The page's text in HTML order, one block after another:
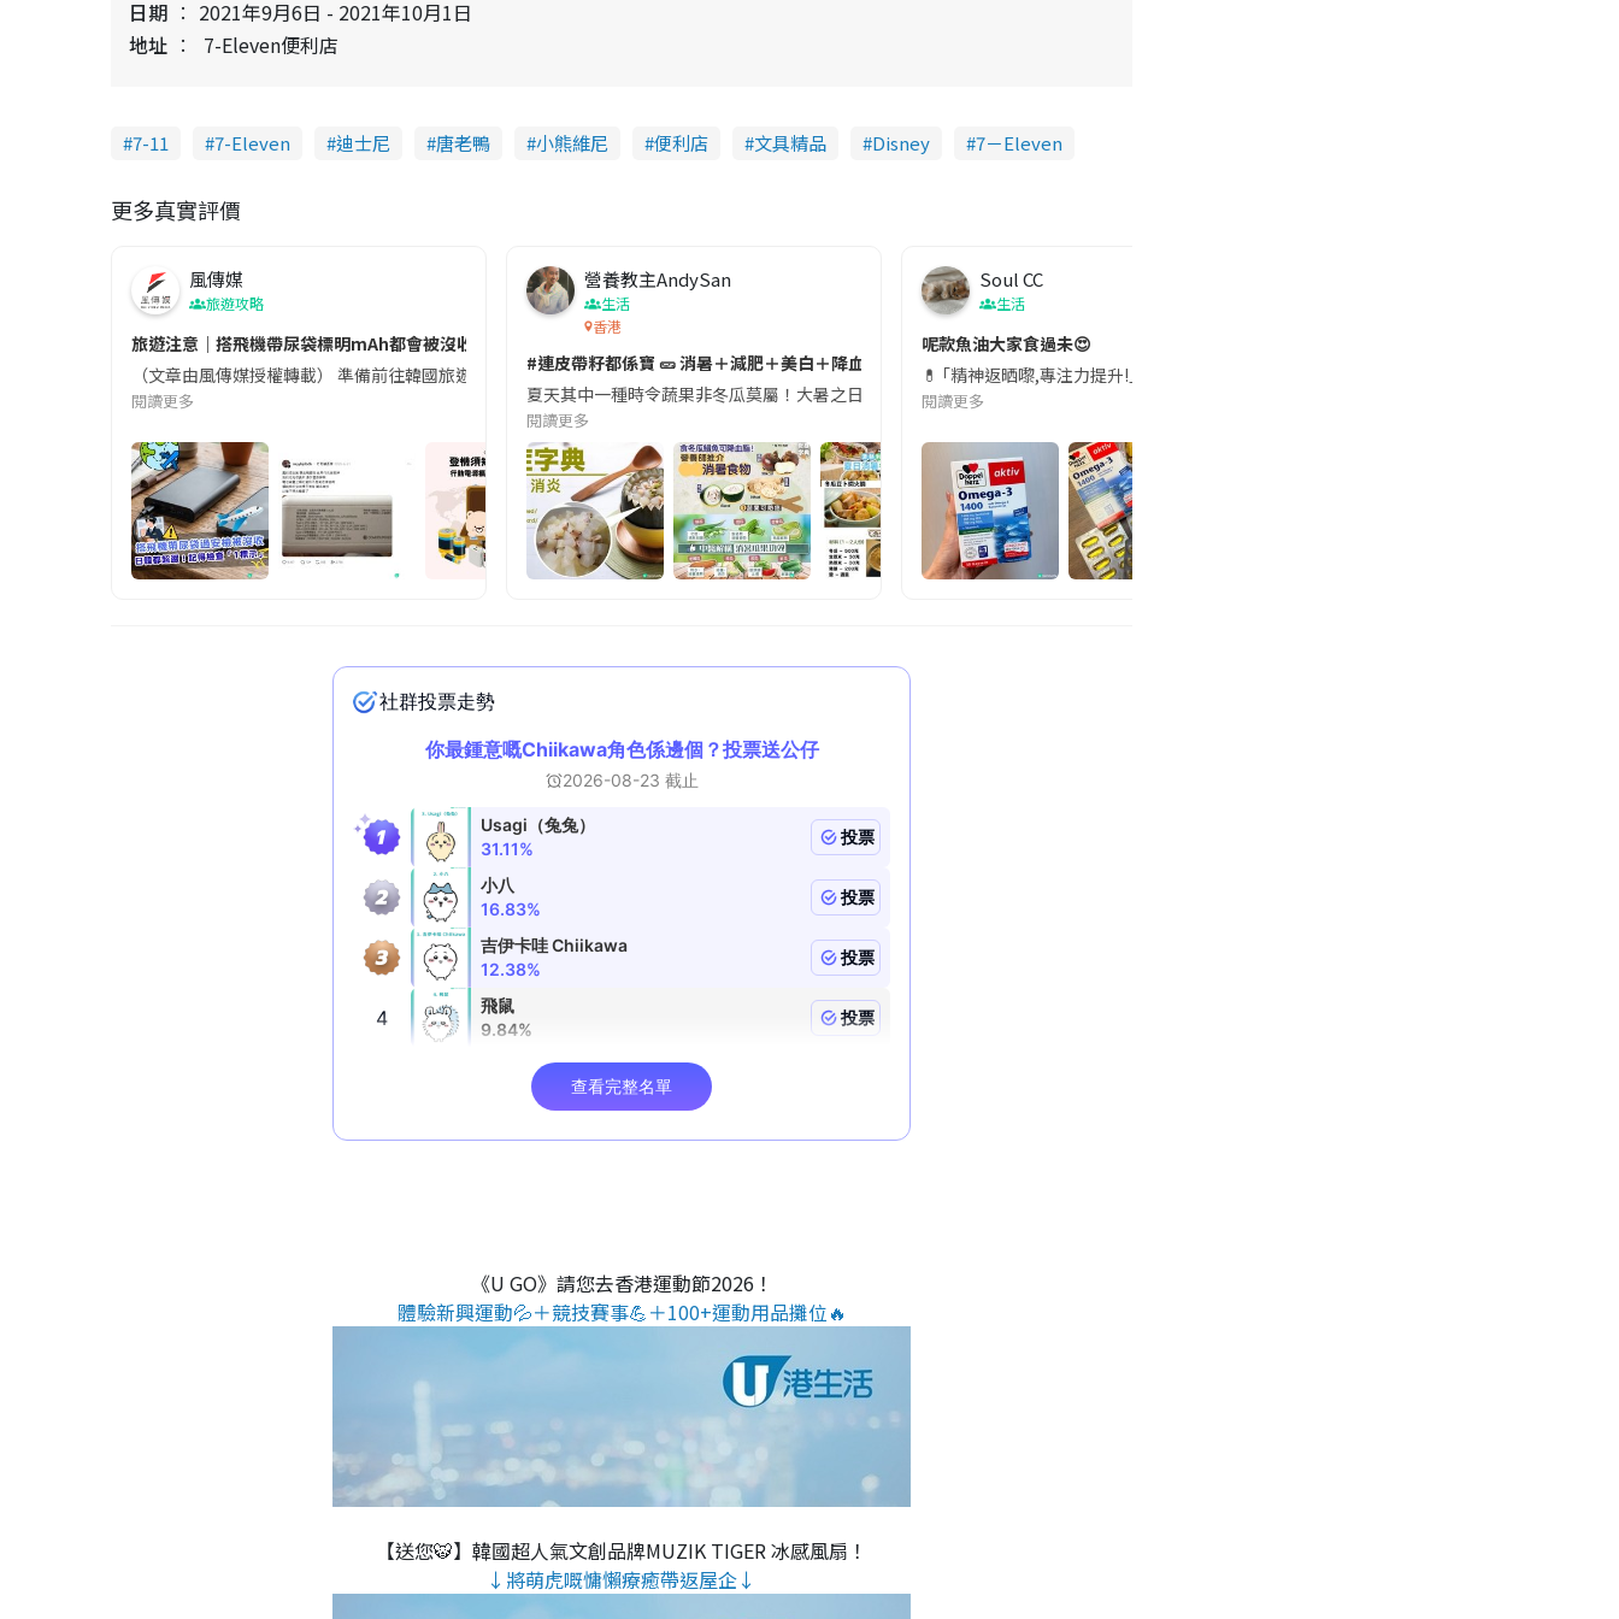
日期
2021年9月6日 - 2021年10月1日
地址
7-Eleven便利店
7-11 7-Eleven 迪士尼 唐老鴨 小熊維尼 便利店 文具精品 Disney 7－Eleven
更多真實評價
風傳媒
旅遊攻略
旅遊注意｜搭飛機帶尿袋標明mAh都會被沒收😱出發前切記檢查「1標示」🚨
（文章由風傳媒授權轉載） 準備前往韓國旅遊的民眾，近期要特別留意隨身行李中的行動電源。一名旅客日前在機場安檢時，明明攜帶的行動電源機身已標示「10000mAh」，卻仍被要求當場
閱讀更多
營養教主AndySan
生活
香港
#連皮帶籽都係寶 🥒 消暑＋減肥＋美白＋降血脂
夏天其中一種時令蔬果非冬瓜莫屬！大暑之日，點都要飲碗冬瓜湯消暑解渴！除了解暑，冬瓜仲有好多鮮為人知嘅好處：減肥、消水腫、降血
閱讀更多
Soul CC
生活
呢款魚油大家食過未😍
💊 ｢精神返晒嚟,專注力提升!｣ 長時間對住電腦､剪片寫稿,成日覺得眼睛乾澀､腦袋好似｢斷
閱讀更多
《U GO》請您去香港運動節2026！
體驗新興運動💦＋競技賽事💪＋100+運動用品攤位🔥
【送您🐯】韓國超人氣文創品牌MUZIK TIGER 冰感風扇！
↓將萌虎嘅慵懶療癒帶返屋企↓